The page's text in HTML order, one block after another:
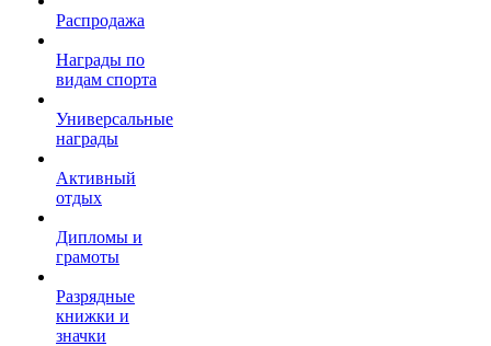
Распродажа
Награды по
видам спорта
Универсальные
награды
Активный
отдых
Дипломы и
грамоты
Разрядные
книжки и
значки